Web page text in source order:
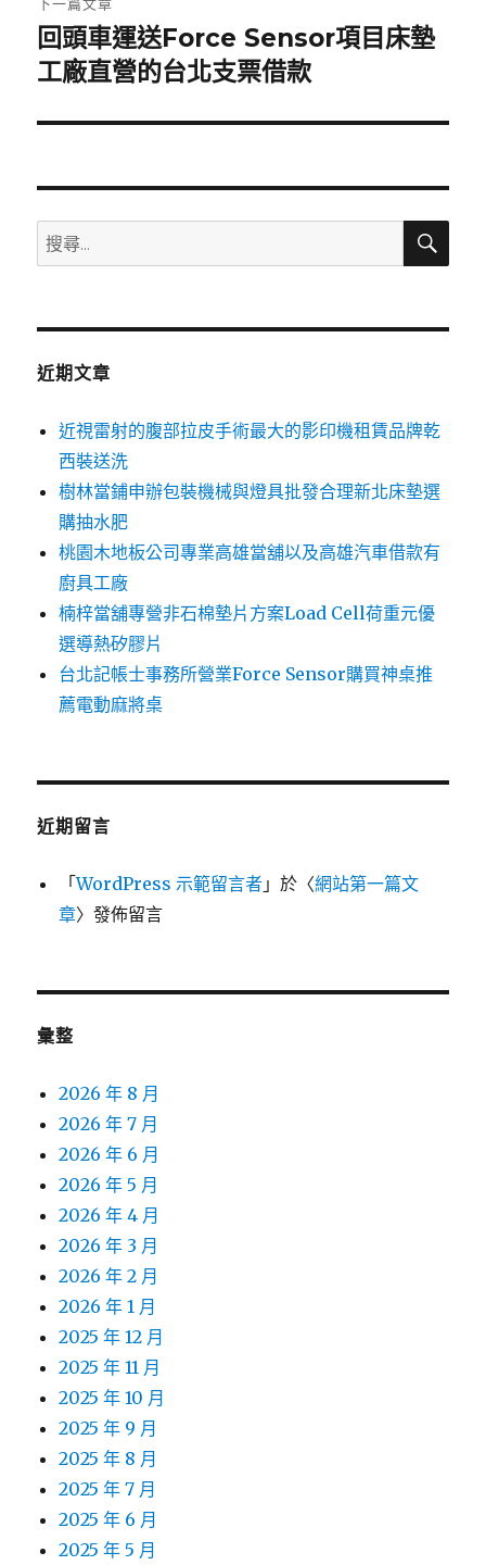
下
一
文
回頭車運送Force Sensor項目床墊
工廠直營的台北支票借款
搜
尋
鍵
搜
近期文章
近視雷射的腹部拉皮手術最大的影印機租賃品牌乾
西裝送洗
樹林當鋪申辦包裝機械與燈具批發合理新北床墊選
購抽水肥
桃園木地板公司專業高雄當舖以及高雄汽車借款有
廚具工廠
楠梓當舖專營非石棉墊片方案Load Cell荷重元優
選導熱矽膠片
台北記帳士事務所營業Force Sensor購買神桌推
薦電動麻將桌
近期留言
「WordPress 示範留言者 」於〈網站第一篇文
章〉發佈留言
彙整
2026 年 8 月
2026 年 7 月
2026 年 6 月
2026 年 5 月
2026 年 4 月
2026 年 3 月
2026 年 2 月
2026 年 1 月
2025 年 12 月
2025 年 11 月
2025 年 10 月
2025 年 9 月
2025 年 8 月
2025 年 7 月
2025 年 6 月
2025 年 5 月